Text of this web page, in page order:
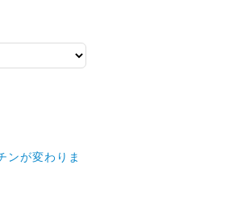
ンが変わりま